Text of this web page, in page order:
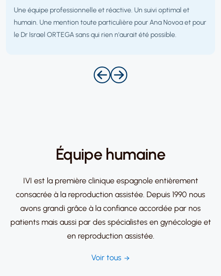
Une équipe professionnelle et réactive. Un suivi optimal et
humain. Une mention toute particulière pour Ana Novoa et pour
le Dr Israel ORTEGA sans qui rien n'aurait été possible.
Équipe humaine
IVI est la première clinique espagnole entièrement
consacrée à la reproduction assistée. Depuis 1990 nous
avons grandi grâce à la confiance accordée par nos
patients mais aussi par des spécialistes en gynécologie et
en reproduction assistée.
Voir tous